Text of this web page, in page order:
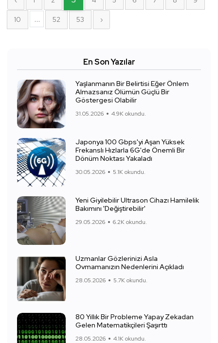
10 ... 52 53 ›
En Son Yazılar
Yaşlanmanın Bir Belirtisi Eğer Önlem
Almazsanız Ölümün Güçlü Bir
Göstergesi Olabilir
31.05.2026 4.9K okundu.
Japonya 100 Gbps'yi Aşan Yüksek
Frekanslı Hızlarla 6G'de Önemli Bir
Dönüm Noktası Yakaladı
30.05.2026 5.1K okundu.
Yeni Giyilebilir Ultrason Cihazı Hamilelik
Bakımını 'Değiştirebilir'
29.05.2026 6.2K okundu.
Uzmanlar Gözlerinizi Asla
Ovmamanızın Nedenlerini Açıkladı
28.05.2026 5.7K okundu.
80 Yıllık Bir Probleme Yapay Zekadan
Gelen Matematikçileri Şaşırttı
28.05.2026 4.1K okundu.